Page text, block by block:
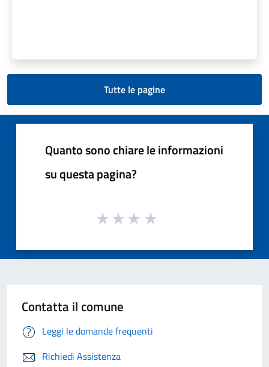
Tutte le pagine
Quanto sono chiare le informazioni
su questa pagina?
Contatta il comune
Leggi le domande frequenti
Richiedi Assistenza